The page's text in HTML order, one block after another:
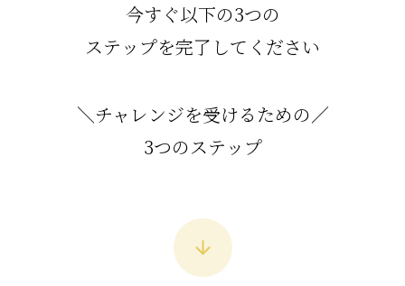
今すぐ以下の3つの
ステップを完了してください
＼チャレンジを受けるための／
3つのステップ